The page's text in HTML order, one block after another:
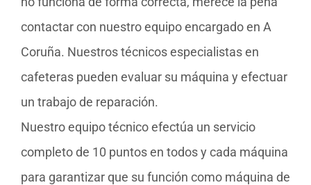
contactar con nuestro equipo encargado en A
Coruña. Nuestros técnicos especialistas en
cafeteras pueden evaluar su máquina y efectuar
un trabajo de reparación.
Nuestro equipo técnico efectúa un servicio
completo de 10 puntos en todos y cada máquina
para garantizar que su función como máquina de